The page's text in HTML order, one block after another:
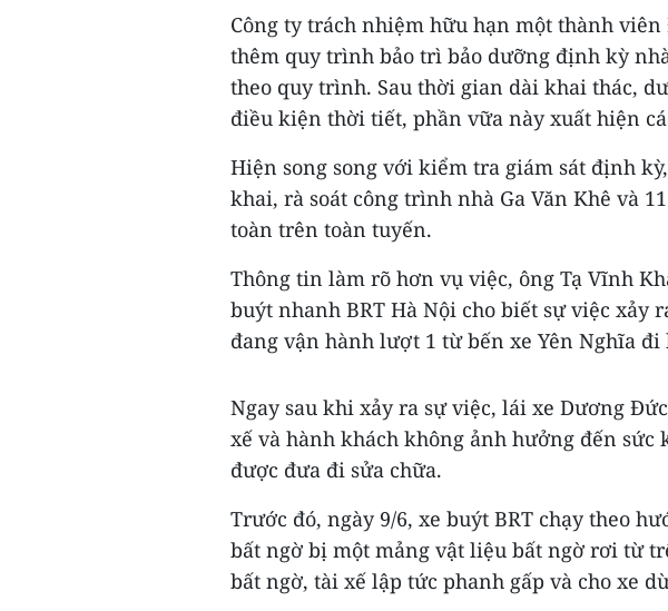
Công ty trách nhiệm hữu hạn một thành
thêm quy trình bảo trì bảo dưỡng định kỳ
theo quy trình. Sau thời gian dài khai thác,
điều kiện thời tiết, phần vữa này xuất hiện
Hiện song song với kiểm tra giám sát định
khai, rà soát công trình nhà Ga Văn Khê và
toàn trên toàn tuyến.
Thông tin làm rõ hơn vụ việc, ông Tạ Vĩnh
buýt nhanh BRT Hà Nội cho biết sự việc
đang vận hành lượt 1 từ bến xe Yên Nghĩa đi
Ngay sau khi xảy ra sự việc, lái xe Dương
xế và hành khách không ảnh hưởng đến sức
được đưa đi sửa chữa.
Trước đó, ngày 9/6, xe buýt BRT chạy theo
bất ngờ bị một mảng vật liệu bất ngờ rơi từ
bất ngờ, tài xế lập tức phanh gấp và cho xe